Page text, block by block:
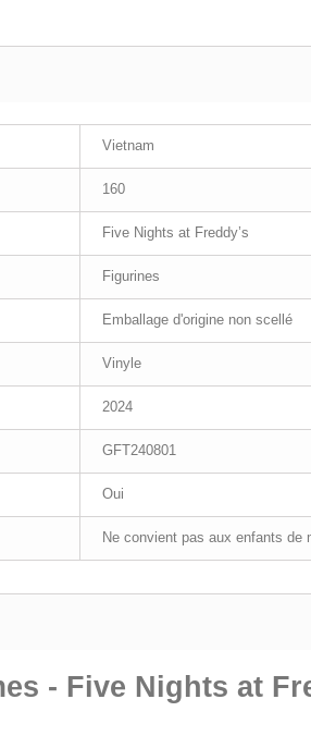
Vietnam
160
Five Nights at Freddy’s
Figurines
Emballage d'origine non scellé
Vinyle
2024
GFT240801
Oui
Ne convient pas aux enfants de
- Five Nights at